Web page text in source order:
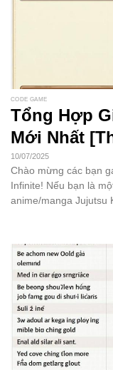
CODE GAME
Tổng Hợp
Mới Nhất
10/07/2025
Chào mừng các bạn
Infinite! Nếu bạn là
anime/manga Jujutsu